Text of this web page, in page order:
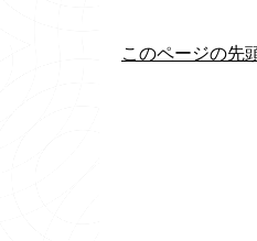
このページの先